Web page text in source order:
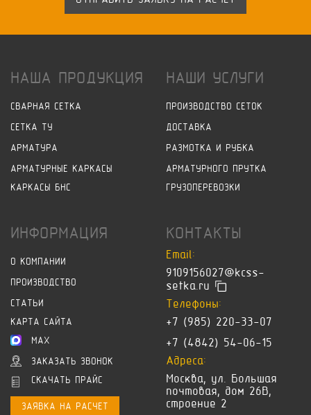
НАША ПРОДУКЦИЯ
СВАРНАЯ СЕТКА
СЕТКА ТУ
АРМАТУРА
АРМАТУРНЫЕ КАРКАСЫ
КАРКАСЫ БНС
НАШИ УСЛУГИ
ПРОИЗВОДСТВО СЕТОК
ДОСТАВКА
РАЗМОТКА И РУБКА
АРМАТУРНОГО ПРУТКА
ГРУЗОПЕРЕВОЗКИ
ИНФОРМАЦИЯ
О КОМПАНИИ
ПРОИЗВОДСТВО
СТАТЬИ
КАРТА САЙТА
MAX
ЗАКАЗАТЬ ЗВОНОК
СКАЧАТЬ ПРАЙС
ЗАЯВКА НА РАСЧЕТ
КОНТАКТЫ
Email:
9109156027@kcss-
setka.ru
Телефоны:
+7 (985) 220-33-07
+7 (4842) 54-06-15
Адреса:
Москва, ул. Большая
почтовая, дом 26В,
строение 2